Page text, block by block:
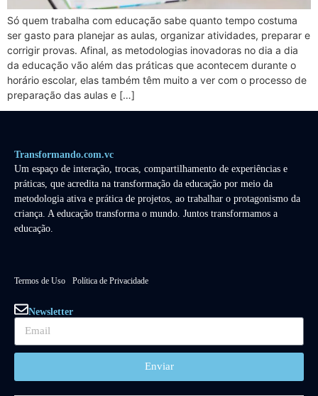
Só quem trabalha com educação sabe quanto tempo costuma
ser gasto para planejar as aulas, organizar atividades, preparar e
corrigir provas. Afinal, as metodologias inovadoras no dia a dia
da educação vão além das práticas que acontecem durante o
horário escolar, elas também têm muito a ver com o processo de
preparação das aulas e […]
Transformando.com.vc
Um espaço de interação, trocas, compartilhamento de experiências e
práticas, que acredita na transformação da educação por meio da
metodologia ativa e prática de projetos, ao trabalhar o protagonismo da
criança. A educação transforma o mundo. Juntos transformamos a
educação.
Termos de Uso Política de Privacidade
Newsletter
Enviar